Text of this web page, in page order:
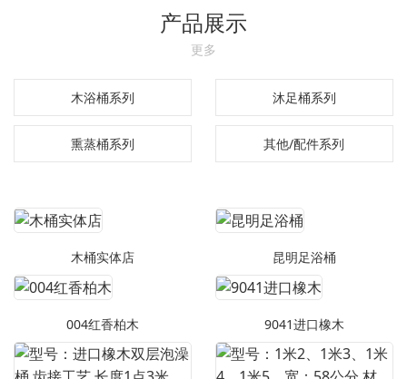
产品展示
更多
木浴桶系列 沐足桶系列
熏蒸桶系列 其他/配件系列
木桶实体店 昆明足浴桶
004红香柏木 9041进口橡木